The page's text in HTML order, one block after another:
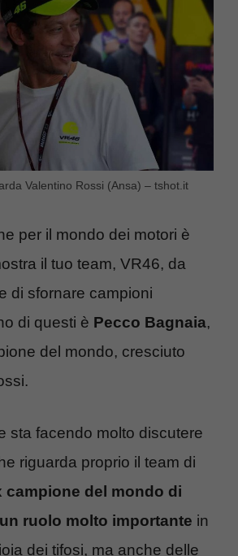
Valentino Rossi (Ansa) – tshot.it
per il mondo dei motori è
il tuo team, VR46, da
di sfornare campioni
di questi è Pecco Bagnaia,
del mondo, cresciuto
sta facendo molto discutere
riguarda proprio il team di
campione del mondo di
ruolo molto importante in
dei tifosi, ma anche delle